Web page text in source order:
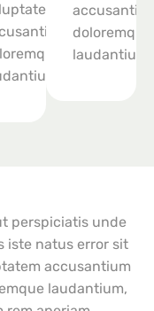
doloremque
laudantium.
perspiciatis unde
iste natus error sit
accusantium
laudantium,